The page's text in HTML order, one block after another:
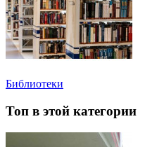
Библиотеки
Топ в этой категории